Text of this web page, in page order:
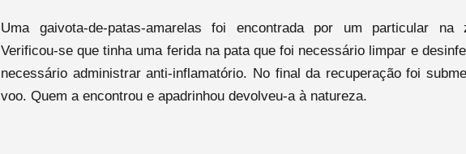
Uma gaivota-de-patas-amarelas foi encontrada por um particular na
Verificou-se que tinha uma ferida na pata que foi necessário limpar e
necessário administrar anti-inflamatório. No final da recuperação foi
voo. Quem a encontrou e apadrinhou devolveu-a à natureza.